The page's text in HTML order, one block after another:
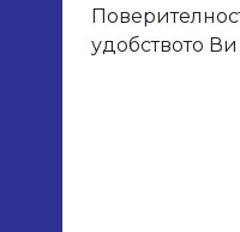
удобството